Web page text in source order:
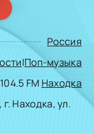
Россия
|Поп-музыка
104.5 FM Находка
Находка, ул.